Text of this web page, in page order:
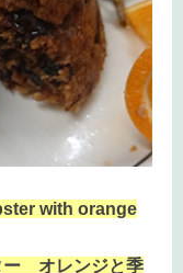
with orange
ー オレンジと季